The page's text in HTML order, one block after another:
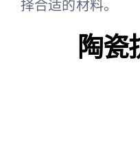
择合适的材料。
陶瓷